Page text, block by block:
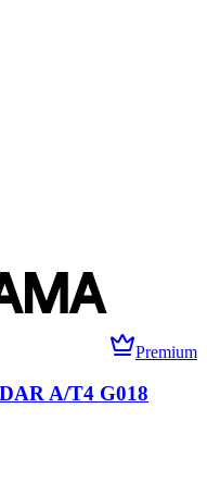
Premium
A/T4 G018